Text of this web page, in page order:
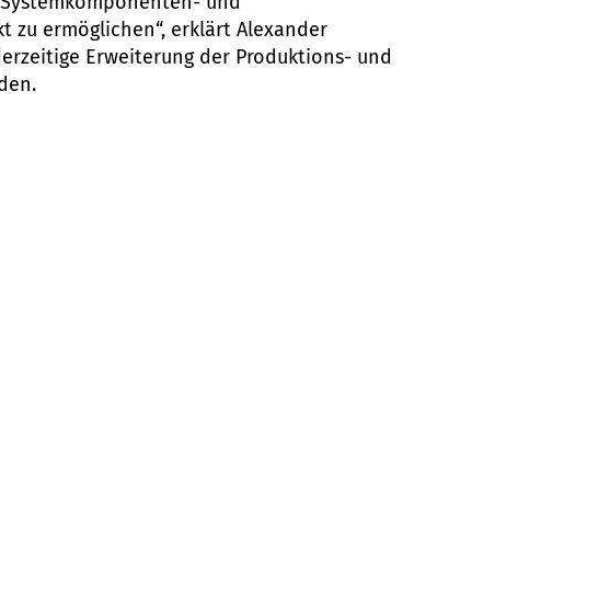
ermöglichen“, erklärt Alexander
Erweiterung der Produktions- und